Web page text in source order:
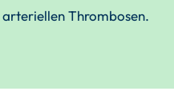
Thrombosen.